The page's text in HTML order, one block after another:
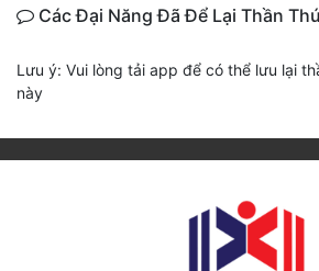
Các Đại Năng Đã Để Lại Thần
Lưu ý: Vui lòng tải app để có thể lưu lại
này